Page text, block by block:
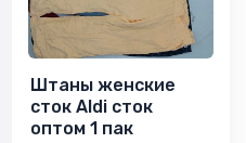
Штаны женские
сток Aldi сток
оптом 1 пак